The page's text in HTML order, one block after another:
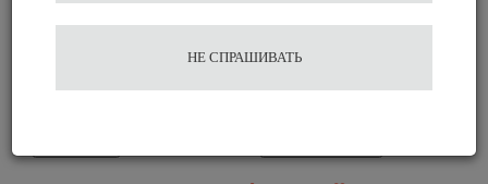
Питчер Agave Rainbow 450
НЕ СПРАШИВАТЬ